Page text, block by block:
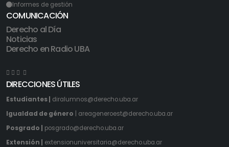
Informes de gestión
COMUNICACIÓN
Derecho al Día
Noticias
Derecho en Radio UBA
DIRECCIONES ÚTILES
Estudiantes |
diralumnos@derecho.uba.ar
Igualdad de género
areageneroest@derecho.uba.ar
Posgrado |
posgrado@derecho.uba.ar
Extensión |
extensionuniversitaria@derecho.uba.ar